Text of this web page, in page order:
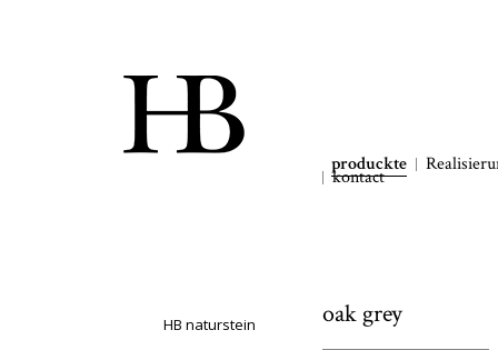
produckte
kontact
HB naturstein oak grey